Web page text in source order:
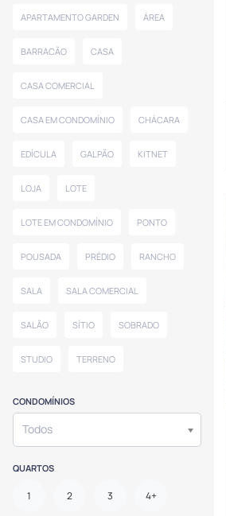
APARTAMENTO GARDEN ÁREA
BARRACÃO CASA
CASA COMERCIAL
CASA EM CONDOMÍNIO CHÁCARA
EDÍCULA GALPÃO KITNET
LOJA LOTE
LOTE EM CONDOMÍNIO PONTO
POUSADA PRÉDIO RANCHO
SALA SALA COMERCIAL
SALÃO SÍTIO SOBRADO
STUDIO TERRENO
CONDOMÍNIOS
Todos
QUARTOS
1 2 3 4+